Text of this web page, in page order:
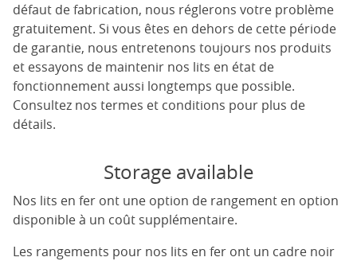
défaut de fabrication, nous réglerons votre problème
gratuitement. Si vous êtes en dehors de cette période
de garantie, nous entretenons toujours nos produits
et essayons de maintenir nos lits en état de
fonctionnement aussi longtemps que possible.
Consultez nos termes et conditions pour plus de
détails.
Storage available
Nos lits en fer ont une option de rangement en option
disponible à un coût supplémentaire.
Les rangements pour nos lits en fer ont un cadre noir